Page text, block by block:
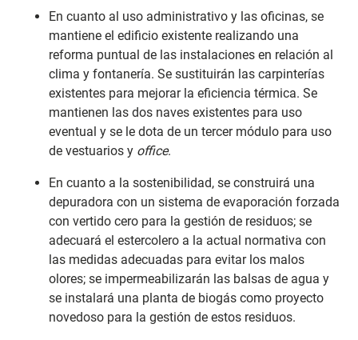
En cuanto al uso administrativo y las oficinas, se
mantiene el edificio existente realizando una
reforma puntual de las instalaciones en relación al
clima y fontanería. Se sustituirán las carpinterías
existentes para mejorar la eficiencia térmica. Se
mantienen las dos naves existentes para uso
eventual y se le dota de un tercer módulo para uso
de vestuarios y office.
En cuanto a la sostenibilidad, se construirá una
depuradora con un sistema de evaporación forzada
con vertido cero para la gestión de residuos; se
adecuará el estercolero a la actual normativa con
las medidas adecuadas para evitar los malos
olores; se impermeabilizarán las balsas de agua y
se instalará una planta de biogás como proyecto
novedoso para la gestión de estos residuos.